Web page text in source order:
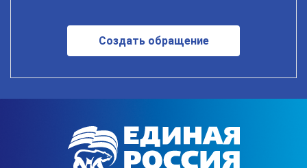
Создать обращение